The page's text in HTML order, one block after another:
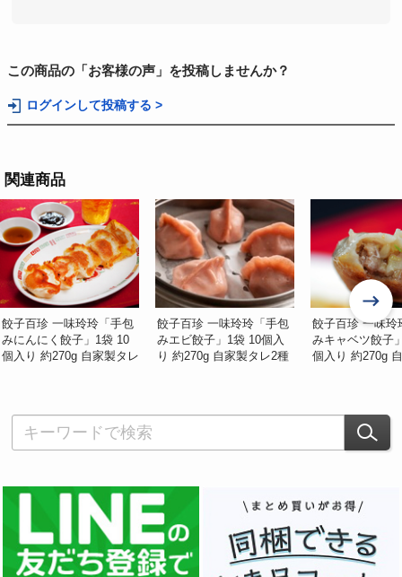
この商品の「お客様の声」を投稿しませんか？
ログインして投稿する >
関連商品
餃子百珍 一味玲玲「手包
みにんにく餃子」1袋 10
個入り 約270g 自家製タレ
餃子百珍 一味玲玲「手包
みエビ餃子」1袋 10個入
り 約270g 自家製タレ2種
餃子百珍 一味玲
みキャベツ餃子
個入り 約270g